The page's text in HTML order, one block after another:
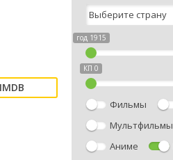
год 1915
КП 0
Фильмы
Мультфильмы
Аниме